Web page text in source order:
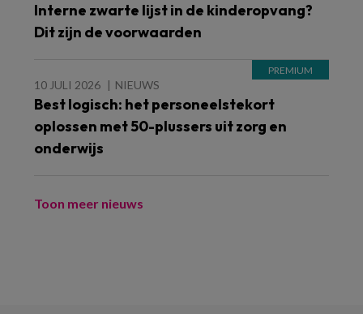
Interne zwarte lijst in de kinderopvang?
Dit zijn de voorwaarden
10 JULI 2026 NIEUWS
Best logisch: het personeelstekort
oplossen met 50-plussers uit zorg en
onderwijs
Toon meer nieuws